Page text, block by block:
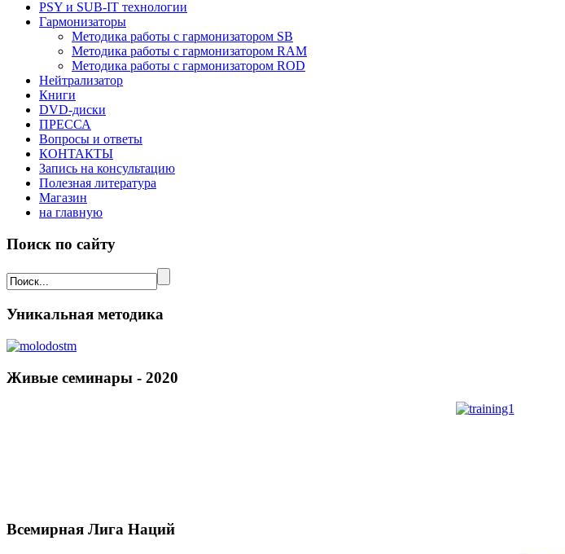
PSY и SUB-IT технологии
Гармонизаторы
Методика работы с гармонизатором SB
Методика работы с гармонизатором RAM
Методика работы с гармонизатором ROD
Нейтрализатор
Книги
DVD-диски
ПРЕССА
Вопросы и ответы
КОНТАКТЫ
Запись на консультацию
Полезная литература
Магазин
на главную
Поиск по сайту
Уникальная методика
Живые семинары - 2020
Всемирная Лига Наций